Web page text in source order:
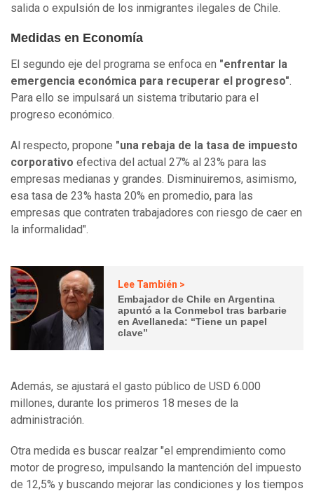
salida o expulsión de los inmigrantes ilegales de Chile.
Medidas en Economía
El segundo eje del programa se enfoca en "enfrentar la
emergencia económica para recuperar el progreso".
Para ello se impulsará un sistema tributario para el
progreso económico.
Al respecto, propone "una rebaja de la tasa de impuesto
corporativo efectiva del actual 27% al 23% para las
empresas medianas y grandes. Disminuiremos, asimismo,
esa tasa de 23% hasta 20% en promedio, para las
empresas que contraten trabajadores con riesgo de caer en
la informalidad".
Lee También >
Embajador de Chile en Argentina
apuntó a la Conmebol tras barbarie
en Avellaneda: “Tiene un papel
clave”
Además, se ajustará el gasto público de USD 6.000
millones, durante los primeros 18 meses de la
administración.
Otra medida es buscar realzar "el emprendimiento como
motor de progreso, impulsando la mantención del impuesto
de 12,5% y buscando mejorar las condiciones y los tiempos